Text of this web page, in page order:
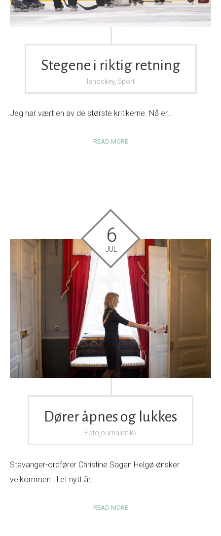
Stegene i riktig retning
Ishockey, Sport
Jeg har vært en av de største kritikerne. Nå er…
READ MORE
6
JUL
Dører åpnes og lukkes
Fotojournalistikk
Stavanger-ordfører Christine Sagen Helgø ønsker
velkommen til et nytt år,…
READ MORE